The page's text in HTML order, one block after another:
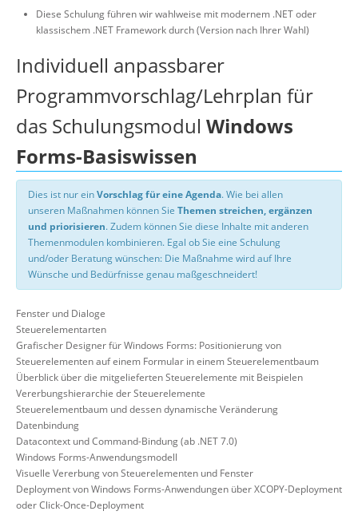
Diese Schulung führen wir wahlweise mit modernem .NET oder
klassischem .NET Framework durch (Version nach Ihrer Wahl)
Individuell anpassbarer
Programmvorschlag/Lehrplan für
das Schulungsmodul Windows
Forms-Basiswissen
Dies ist nur einVorschlag für eine Agenda. Wie bei allen
unseren Maßnahmen können Sie Themen streichen, ergänzen
und priorisieren. Zudem können Sie diese Inhalte mit anderen
Themenmodulen kombinieren. Egal ob Sie eine Schulung
und/oder Beratung wünschen: Die Maßnahme wird auf Ihre
Wünsche und Bedürfnisse genau maßgeschneidert!
Fenster und Dialoge
Steuerelementarten
Grafischer Designer für Windows Forms: Positionierung von
Steuerelementen auf einem Formular in einem Steuerelementbaum
Überblick über die mitgelieferten Steuerelemente mit Beispielen
Vererbungshierarchie der Steuerelemente
Steuerelementbaum und dessen dynamische Veränderung
Datenbindung
Datacontext und Command-Bindung (ab .NET 7.0)
Windows Forms-Anwendungsmodell
Visuelle Vererbung von Steuerelementen und Fenster
Deployment von Windows Forms-Anwendungen über XCOPY-Deployment
oder Click-Once-Deployment